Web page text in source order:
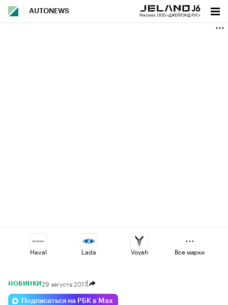
AUTONEWS
Haval Lada Voyah
Jaecoo Changan
Все марки
НОВИНКИ 29 августа 2017
Подписаться на РБК в Max